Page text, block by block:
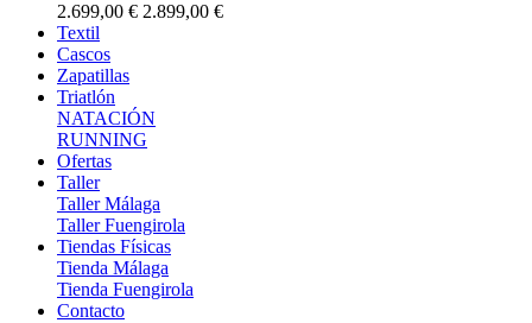
2.699,00 € 2.899,00 €
Textil
Cascos
Zapatillas
Triatlón
NATACIÓN
RUNNING
Ofertas
Taller
Taller Málaga
Taller Fuengirola
Tiendas Físicas
Tienda Málaga
Tienda Fuengirola
Contacto